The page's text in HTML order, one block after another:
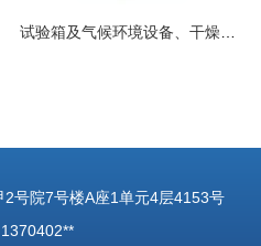
号院7号楼A座1单元4层4153号